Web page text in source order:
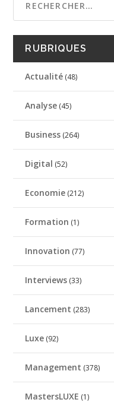
RUBRIQUES
Actualité (48)
Analyse (45)
Business (264)
Digital (52)
Economie (212)
Formation (1)
Innovation (77)
Interviews (33)
Lancement (283)
Luxe (92)
Management (378)
MastersLUXE (1)